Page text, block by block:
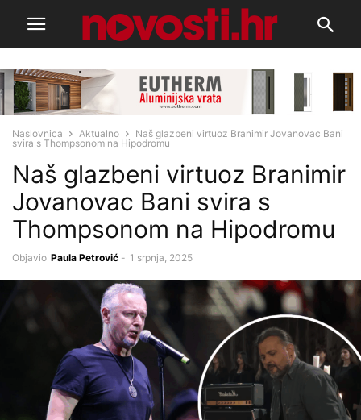
Naslovnica Aktualno
Naš glazbeni virtuoz Branimir Jovanovac Bani
svira s Thompsonom na Hipodromu
Naš glazbeni virtuoz Branimir
Jovanovac Bani svira s
Thompsonom na Hipodromu
Objavio Paula Petrović - 1 srpnja, 2025